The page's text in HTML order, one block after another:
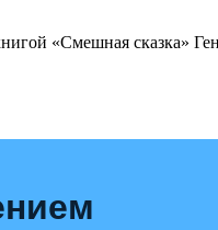
«Смешная сказка»